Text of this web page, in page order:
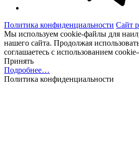
Политика конфиденциальности Сайт
Мы используем cookie-файлы для
нашего сайта. Продолжая
соглашаетесь с использованием
Принять
Подробнее…
Политика конфиденциальности